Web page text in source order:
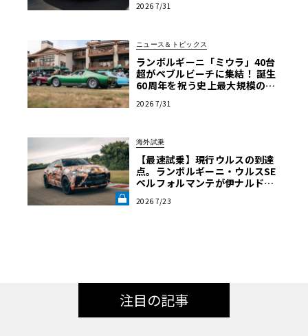
2026 7/31
ニュース＆トピックス
ランボルギーニ「ミウラ」40台
超がペブルビーチに集結！ 誕生
60周年を祝う史上最大規模の祭
2026 7/31
海外試乗
【最速試乗】現行ウルスの到達
点。ランボルギーニ・ウルスSE
ペルフォルマンテが伊ナルドで
《LE VOLANT LAB》
2026 7/23
注目の記事